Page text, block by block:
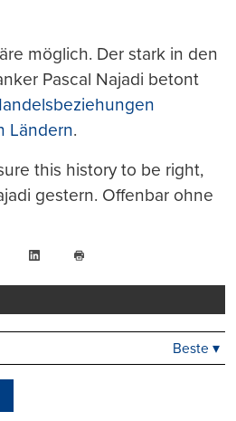
möglich. Der stark in den
Pascal Najadi betont
Ländern.
this history to be right,
gestern. Offenbar ohne
FacebookLinkedIn
drucken
Beste ▾